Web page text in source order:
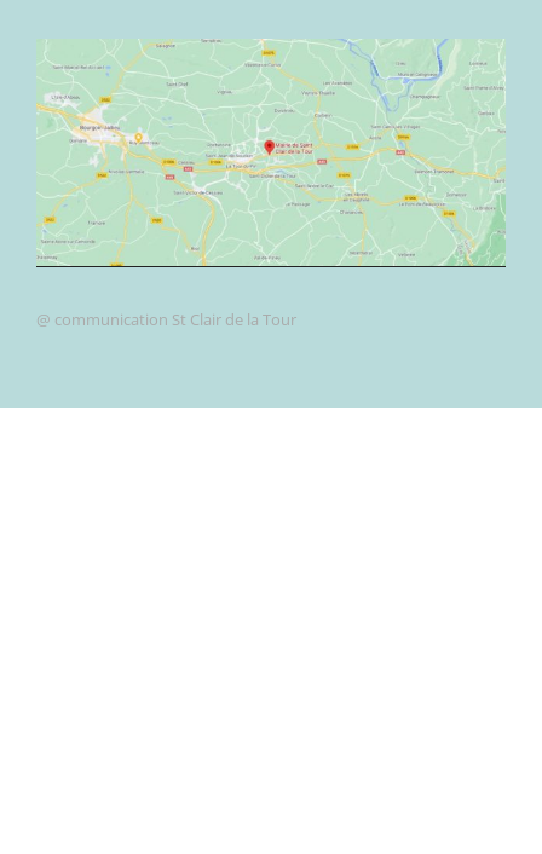
@ communication St Clair de la Tour